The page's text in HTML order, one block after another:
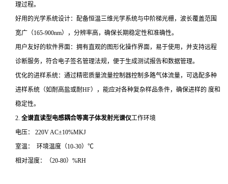
理过程。
好用的光学系统设计：配备恒温三维光学系统与中阶梯光栅，波长覆盖范围
宽广（165-900nm），分辨率高，确保长期稳定性和准确性。
用户友好的软件界面：拥有直观的图形化操作界面，易于使用，并支持远程
诊断服务，符合电子签名管理法规，便于生成测试报告和数据管理。
优化的进样系统：通过精密质量流量控制器控制多路气体流量，可选配多种
进样系统（如耐高盐或耐HF），能应对各种复杂样品条件，确保进样的 度和
稳定性。
2. 全谱直读型电感耦合等离子体发射光谱仪工作环境
电压： 220V AC±10%MKJ
室温： 环境温度（10-30）℃
相对湿度：（20-80）%RH